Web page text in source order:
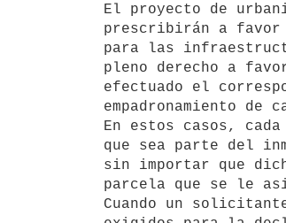
El proyecto de
prescribirán a favor
para las
pleno derecho a
efectuado el
empadronamiento
En estos casos,
que sea parte del
sin importar que
parcela que se le
Cuando un